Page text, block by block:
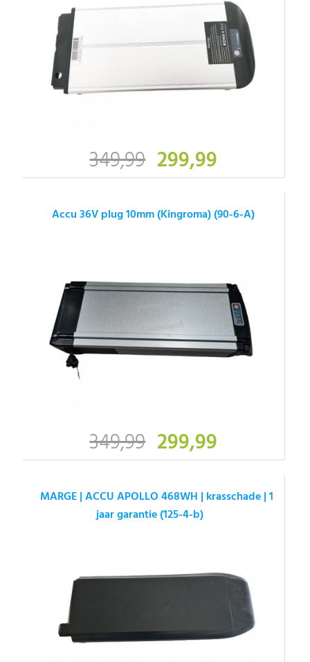
349,99 299,99
Accu 36V plug 10mm (Kingroma) (90-6-A)
349,99 299,99
MARGE | ACCU APOLLO 468WH | krasschade | 1
jaar garantie (125-4-b)